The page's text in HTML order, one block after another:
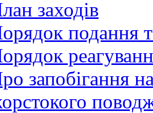
заходів
подання
запобігання